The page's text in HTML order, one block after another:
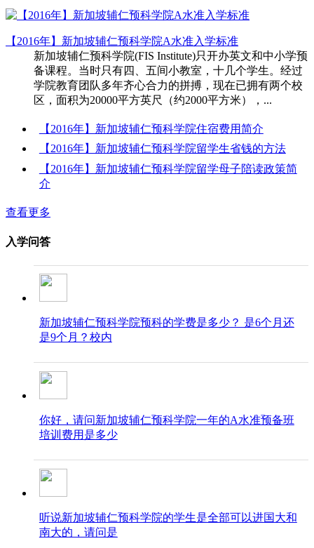
【2016年】新加坡辅仁预科学院A水准入学标准
新加坡辅仁预科学院(FIS Institute)只开办英文和中小学预
备课程。当时只有四、五间小教室，十几个学生。经过
学院教育团队多年齐心合力的拼搏，现在已拥有两个校
区，面积为20000平方英尺（约2000平方米），...
【2016年】新加坡辅仁预科学院住宿费用简介
【2016年】新加坡辅仁预科学院留学生省钱的方法
【2016年】新加坡辅仁预科学院留学母子陪读政策简
介
查看更多
入学问答
新加坡辅仁预科学院预科的学费是多少？ 是6个月还
是9个月？校内
你好，请问新加坡辅仁预科学院一年的A水准预备班
培训费用是多少
听说新加坡辅仁预科学院的学生是全部可以进国大和
南大的，请问是